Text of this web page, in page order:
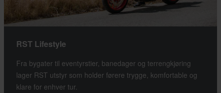
RST Lifestyle
Fra bygater til eventyrstier, banedager og terrengkjøring
lager RST utstyr som holder førere trygge, komfortable og
klare for enhver tur.